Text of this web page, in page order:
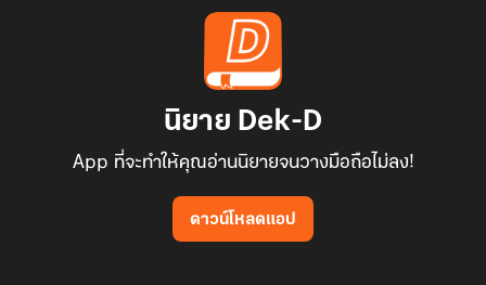
นิยาย Dek-D
App ที่จะทำให้คุณอ่านนิยายจนวางมือถือไม่ลง!
ดาวน์โหลดแอป